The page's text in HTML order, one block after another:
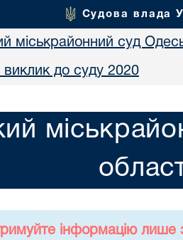
Судова влада
міськрайонний суд
до суду 2020
інформацію лише